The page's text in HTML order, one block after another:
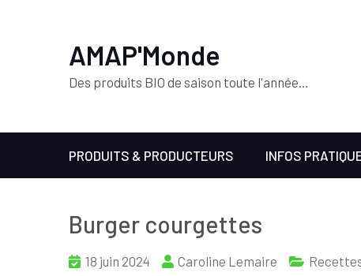
AMAP'Monde
Des produits BIO de saison toute l'année…
PRODUITS & PRODUCTEURS INFOS
Burger courgettes
18 juin 2024 Caroline Lemaire